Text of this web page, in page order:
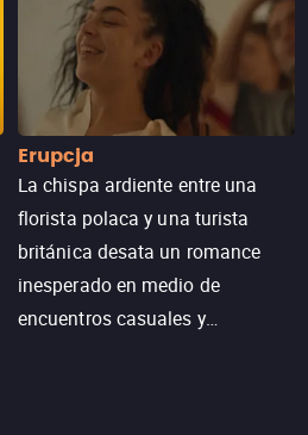
Erupcja
La chispa ardiente entre una
florista polaca y una turista
británica desata un romance
inesperado en medio de
encuentros casuales y